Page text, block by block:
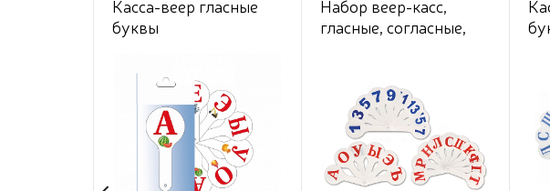
Касса-веер гласные
буквы
Набор веер-касс,
гласные, согласные,
с европодвесом